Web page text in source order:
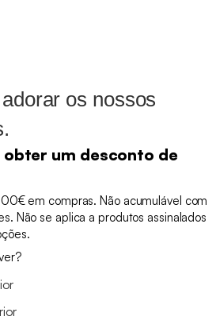
os nossos
um desconto de
em compras. Não acumulável com
Não se aplica a produtos assinalados